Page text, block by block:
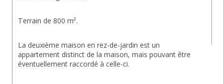
Terrain de 800 m².
La deuxième maison en rez-de-jardin est un
appartement distinct de la maison, mais pouvant être
éventuellement raccordé à celle-ci.